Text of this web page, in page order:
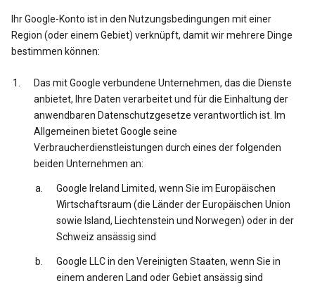
Ihr Google-Konto ist in den Nutzungsbedingungen mit einer
Region (oder einem Gebiet) verknüpft, damit wir mehrere Dinge
bestimmen können:
Das mit Google verbundene Unternehmen, das die Dienste
anbietet, Ihre Daten verarbeitet und für die Einhaltung der
anwendbaren Datenschutzgesetze verantwortlich ist. Im
Allgemeinen bietet Google seine
Verbraucherdienstleistungen durch eines der folgenden
beiden Unternehmen an:
Google Ireland Limited, wenn Sie im Europäischen
Wirtschaftsraum (die Länder der Europäischen Union
sowie Island, Liechtenstein und Norwegen) oder in der
Schweiz ansässig sind
Google LLC in den Vereinigten Staaten, wenn Sie in
einem anderen Land oder Gebiet ansässig sind